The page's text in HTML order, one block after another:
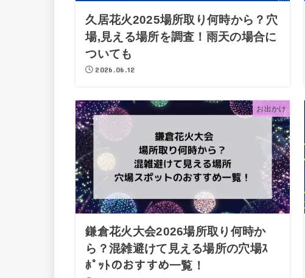
久居花火2025場所取り何時から？穴
場,見える場所を調査！雨天の場合に
ついても
2026.06.12
お出かけ
鎌倉花火大会2026場所取り何時か
ら？混雑避けて見える場所の穴場ｽ
ﾎﾟｯﾄのおすすめ一覧！